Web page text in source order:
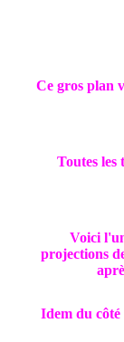
Ce gros plan
Toutes les
Voici
projections
Idem du